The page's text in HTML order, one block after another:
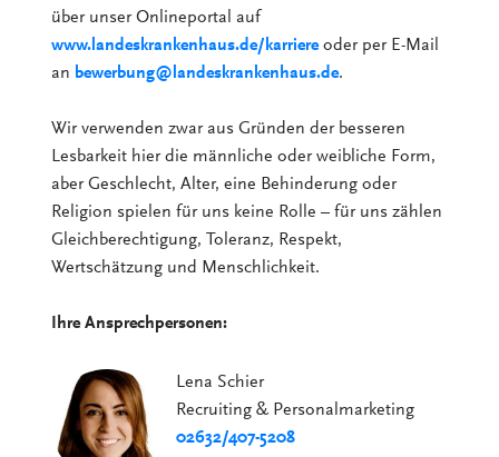
über unser Onlineportal auf
www.landeskrankenhaus.de/karriereoder per E-Mail
an bewerbung@landeskrankenhaus.de.
Wir verwenden zwar aus Gründen der besseren
Lesbarkeit hier die männliche oder weibliche Form,
aber Geschlecht, Alter, eine Behinderung oder
Religion spielen für uns keine Rolle – für uns zählen
Gleichberechtigung, Toleranz, Respekt,
Wertschätzung und Menschlichkeit.
Ihre Ansprechpersonen:
Lena Schier
Recruiting & Personalmarketing
02632/407-5208